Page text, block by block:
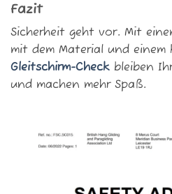
Fazit
Sicherheit geht vor. Mit
mit dem Material und einem
Gleitschirm-Check bleiben
und machen mehr Spaß.